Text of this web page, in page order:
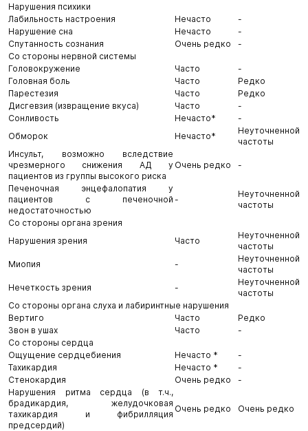
Нарушения психики
Лабильность настроения
Нечасто
-
Нарушение сна
Нечасто
-
Спутанность сознания
Очень редко
-
Со стороны нервной системы
Головокружение
Часто
-
Головная боль
Часто
Редко
Парестезия
Часто
Редко
Дисгевзия (извращение вкуса)
Часто
-
Сонливость
Нечасто*
-
Обморок
Нечасто*
Неуточненной
частоты
Инсульт, возможно вследствие
чрезмерного снижения АД у
пациентов из группы высокого риска
Очень редко -
Печеночная энцефалопатия у
пациентов с печеночной
недостаточностью
-
Неуточненной
частоты
Со стороны органа зрения
Нарушения зрения
Часто
Неуточненной
частоты
Миопия
-
Неуточненной
частоты
Нечеткость зрения
-
Неуточненной
частоты
Со стороны органа слуха и лабиринтные нарушения
Вертиго
Часто
Редко
Звон в ушах
Часто
-
Со стороны сердца
Ощущение сердцебиения
Нечасто *
-
Тахикардия
Нечасто *
-
Стенокардия
Очень редко
-
Нарушения ритма сердца (в т.ч.,
брадикардия, желудочковая
тахикардия и фибрилляция
предсердий)
Очень редко Очень редко